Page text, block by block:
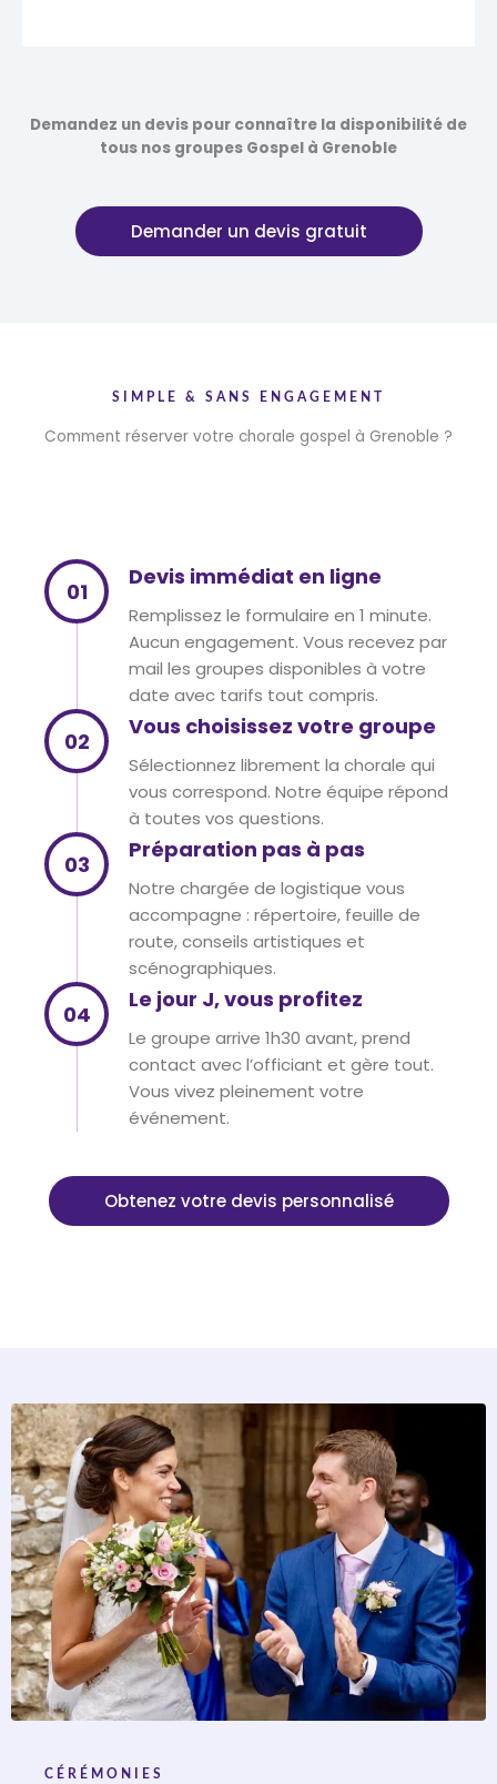
Demandez un devis pour connaître la disponibilité de
tous nos groupes Gospel à Grenoble
Demander un devis gratuit
SIMPLE & SANS ENGAGEMENT
Comment réserver votre chorale gospel à Grenoble ?
01
Devis immédiat en ligne
Remplissez le formulaire en 1 minute.
Aucun engagement. Vous recevez par
mail les groupes disponibles à votre
date avec tarifs tout compris.
02
Vous choisissez votre groupe
Sélectionnez librement la chorale qui
vous correspond. Notre équipe répond
à toutes vos questions.
03
Préparation pas à pas
Notre chargée de logistique vous
accompagne : répertoire, feuille de
route, conseils artistiques et
scénographiques.
04
Le jour J, vous profitez
Le groupe arrive 1h30 avant, prend
contact avec l’officiant et gère tout.
Vous vivez pleinement votre
événement.
Obtenez votre devis personnalisé
CÉRÉMONIES